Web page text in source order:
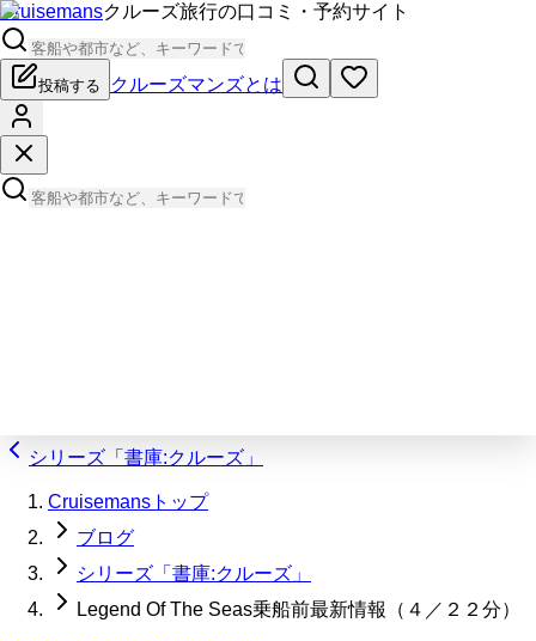
Cruisemansクルーズ旅行の口コミ・予約サイト
投稿する クルーズマンズとは
シリーズ「書庫:クルーズ」
Cruisemansトップ
ブログ
シリーズ「書庫:クルーズ」
Legend Of The Seas乗船前最新情報（４／２２分）